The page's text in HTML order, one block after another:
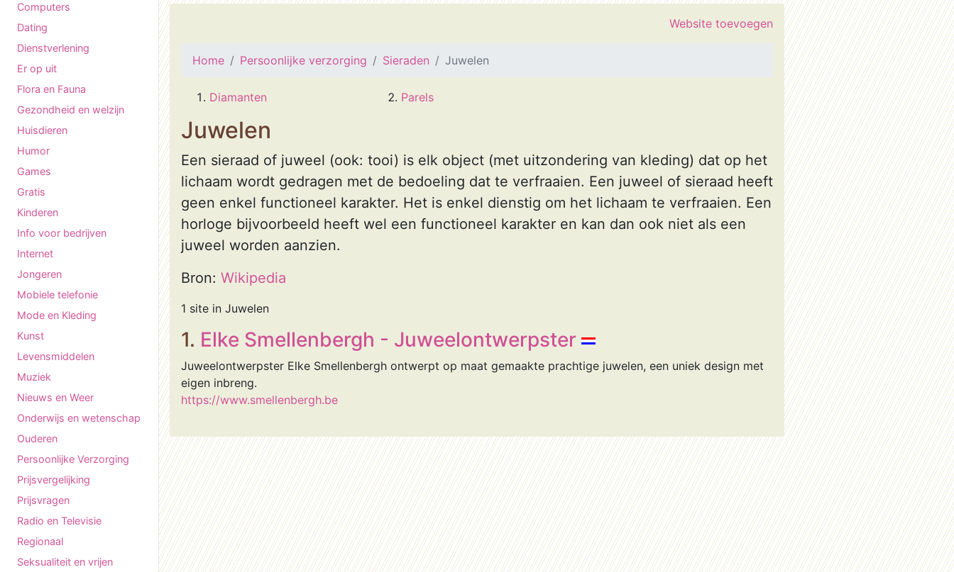
Computers
Dating
Dienstverlening
Er op uit
Flora en Fauna
Gezondheid en welzijn
Huisdieren
Humor
Games
Gratis
Kinderen
Info voor bedrijven
Internet
Jongeren
Mobiele telefonie
Mode en Kleding
Kunst
Levensmiddelen
Muziek
Nieuws en Weer
Onderwijs en wetenschap
Ouderen
Persoonlijke Verzorging
Prijsvergelijking
Prijsvragen
Radio en Televisie
Regionaal
Seksualiteit en vrijen
Website toevoegen
Home Persoonlijke verzorging Sieraden Juwelen
Diamanten Parels
Juwelen
Een sieraad of juweel (ook: tooi) is elk object (met uitzondering van kleding) dat op het
lichaam wordt gedragen met de bedoeling dat te verfraaien. Een juweel of sieraad heeft
geen enkel functioneel karakter. Het is enkel dienstig om het lichaam te verfraaien. Een
horloge bijvoorbeeld heeft wel een functioneel karakter en kan dan ook niet als een
juweel worden aanzien.
Bron: Wikipedia
1 site in Juwelen
1. Elke Smellenbergh - Juweelontwerpster
Juweelontwerpster Elke Smellenbergh ontwerpt op maat gemaakte prachtige juwelen, een uniek design met
eigen inbreng.
https://www.smellenbergh.be